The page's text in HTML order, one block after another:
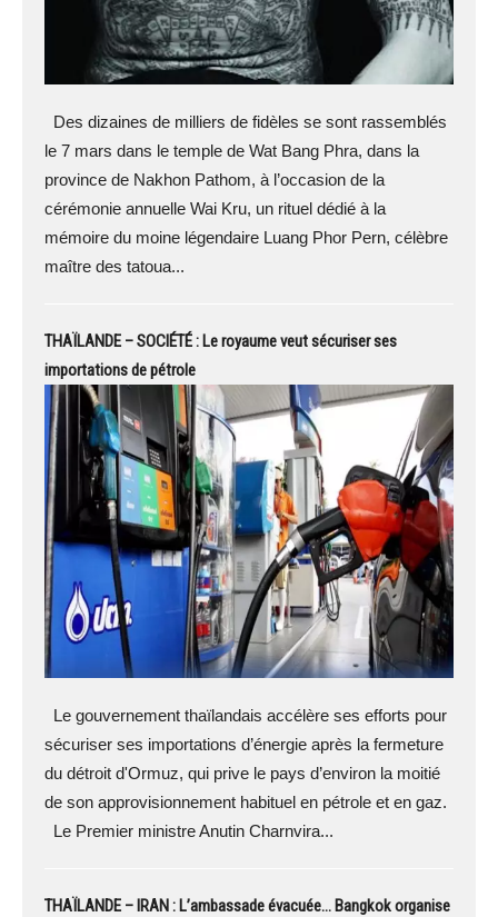
Des dizaines de milliers de fidèles se sont rassemblés
le 7 mars dans le temple de Wat Bang Phra, dans la
province de Nakhon Pathom, à l’occasion de la
cérémonie annuelle Wai Kru, un rituel dédié à la
mémoire du moine légendaire Luang Phor Pern, célèbre
maître des tatoua...
THAÏLANDE – SOCIÉTÉ : Le royaume veut sécuriser ses
importations de pétrole
Le gouvernement thaïlandais accélère ses efforts pour
sécuriser ses importations d’énergie après la fermeture
du détroit d'Ormuz, qui prive le pays d’environ la moitié
de son approvisionnement habituel en pétrole et en gaz.
Le Premier ministre Anutin Charnvira...
THAÏLANDE – IRAN : L’ambassade évacuée… Bangkok organise